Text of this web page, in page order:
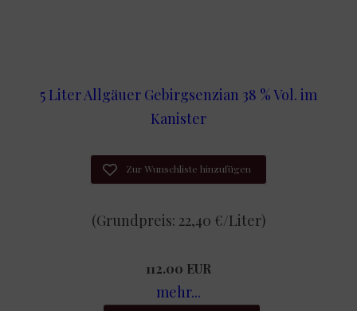
5 Liter Allgäuer Gebirgsenzian 38 % Vol. im
Kanister
Zur Wunschliste hinzufügen
(Grundpreis: 22,40 €/Liter)
112.00 EUR
mehr...